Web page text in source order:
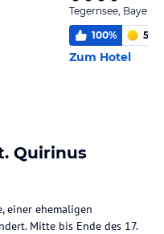
Tegernsee, Bayern
100% 5,9
Zum Hotel
Quirinus
einer ehemaligen
Mitte bis Ende des 17.